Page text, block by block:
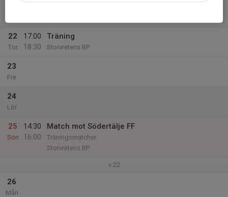
22
Tor
17:00
18:30
Träning
Storvretens BP
23
Fre
24
Lör
25
Sön
14:30
16:00
Match mot Södertälje FF
Träningsmatcher
Storvretens BP
v.22
26
Mån